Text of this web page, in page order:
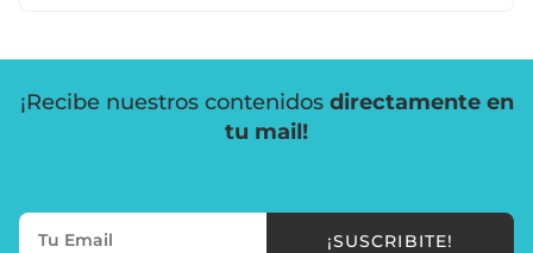
¡Recibe nuestros contenidos directamente en
tu mail!
¡SUSCRIBITE!